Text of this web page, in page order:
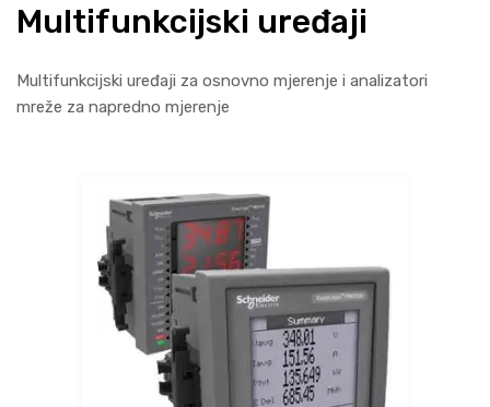
Multifunkcijski uređaji
Multifunkcijski uređaji za osnovno mjerenje i analizatori
mreže za napredno mjerenje